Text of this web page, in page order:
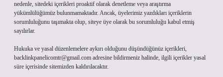
nedenle, sitedeki içerikleri proaktif olarak denetleme veya araştırma
yükümlülüğümüz bulunmamaktadır. Ancak, üyelerimiz yazdıkları içeriklerin
sorumluluğunu taşımakta olup, siteye üye olarak bu sorumluluğu kabul etmiş
sayılırlar.
Hukuka ve yasal düzenlemelere aykırı olduğunu düşündüğünüz içerikleri,
backlinkpanelicomtr@gmail.com adresine bildirmeniz halinde, ilgili içerikler yasal
süre içerisinde sitemizden kaldırılacaktır.